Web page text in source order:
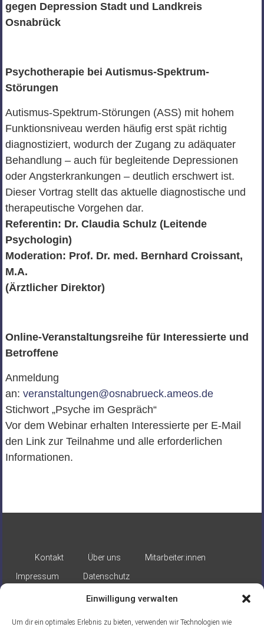
Einwilligung verwalten
Um dir ein optimales Erlebnis zu bieten, verwenden wir Technologien wie
gegen Depression Stadt und Landkreis
Osnabrück
Psychotherapie bei Autismus-Spektrum-
Störungen
Autismus-Spektrum-Störungen (ASS) mit hohem
Funktionsniveau werden häufig erst spät richtig
diagnostiziert, wodurch der Zugang zu adäquater
Behandlung – auch für begleitende Depressionen
oder Angsterkrankungen – deutlich erschwert ist.
Dieser Vortrag stellt das aktuelle diagnostische und
therapeutische Vorgehen dar.
Referentin: Dr. Claudia Schulz (Leitende
Psychologin)
Moderation: Prof. Dr. med. Bernhard Croissant,
M.A.
(Ärztlicher Direktor)
Online-Veranstaltungsreihe für Interessierte und
Betroffene
Anmeldung
an: veranstaltungen@osnabrueck.ameos.de
Stichwort „Psyche im Gespräch“
Vor dem Webinar erhalten Interessierte per E-Mail
den Link zur Teilnahme und alle erforderlichen
Informationen.
Kontakt Über uns
Mitarbeiter:innen
Impressum
Datenschutz